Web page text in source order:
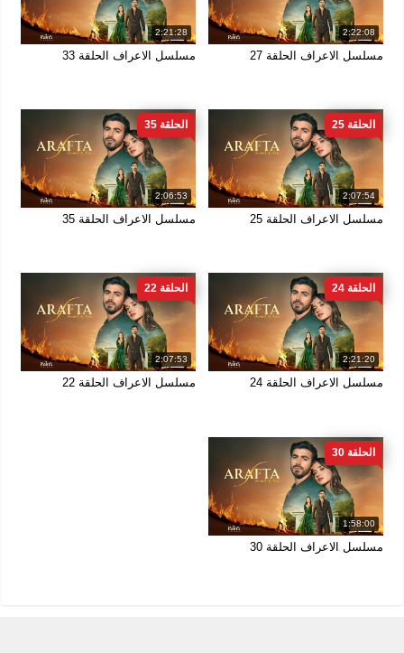
2:22:08
مسلسل الاعراف الحلقة 27
2:21:28
مسلسل الاعراف الحلقة 33
2:07:54
الحلقة 25
مسلسل الاعراف الحلقة 25
2:06:53
الحلقة 35
مسلسل الاعراف الحلقة 35
2:21:20
الحلقة 24
مسلسل الاعراف الحلقة 24
2:07:53
الحلقة 22
مسلسل الاعراف الحلقة 22
1:58:00
الحلقة 30
مسلسل الاعراف الحلقة 30